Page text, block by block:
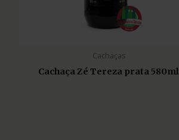
Cachaças
Cachaça Zé Tereza prata 580ml